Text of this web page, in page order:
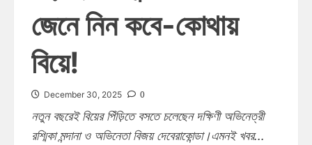
জেনে নিন কবে-কোথায়
বিয়ে!
December 30, 2025 0
নতুন বছরেই বিয়ের পিঁড়িতে বসতে চলেছেন দক্ষিণী অভিনেত্রী
রশ্মিকা মন্দানা ও অভিনেতা বিজয় দেবেরাকোন্ডা।এমনই খবর...